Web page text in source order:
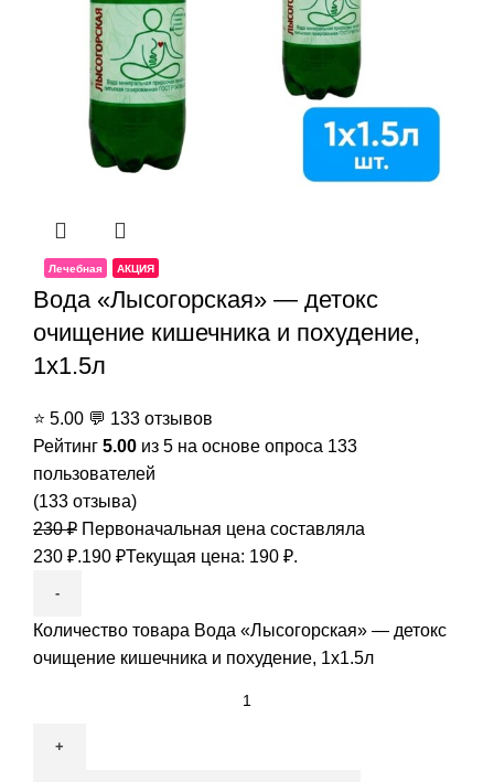
Лечебная АКЦИЯ
Вода «Лысогорская» — детокс
очищение кишечника и похудение,
1x1.5л
⭐ 5.00 💬 133 отзывов
Рейтинг 5.00 из 5 на основе опроса 133
пользователей
(133 отзыва)
230₽ Первоначальная цена составляла
230 ₽.190 ₽Текущая цена: 190 ₽.
Количество товара Вода «Лысогорская» — детокс
очищение кишечника и похудение, 1x1.5л